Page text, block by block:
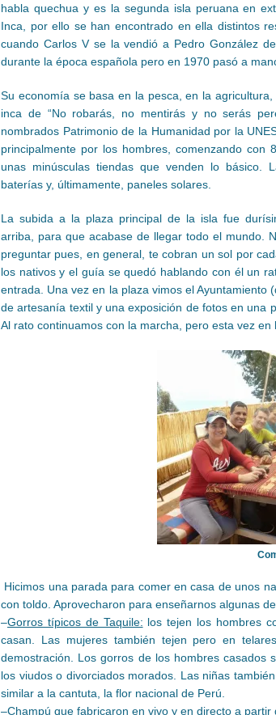
habla quechua y es la segunda isla peruana en
Inca, por ello se han encontrado en ella distintos
cuando Carlos V se la vendió a Pedro González
durante la época española pero en 1970 pasó a
Su economía se basa en la pesca, en la
inca de “No robarás, no mentirás y no serás
nombrados Patrimonio de la Humanidad por la
principalmente por los hombres, comenzando
unas minúsculas tiendas que venden lo básico.
baterías y, últimamente, paneles solares.
La subida a la plaza principal de la isla fue
arriba, para que acabase de llegar todo el mundo.
preguntar pues, en general, te cobran un sol por
los nativos y el guía se quedó hablando con él un
entrada. Una vez en la plaza vimos el
de artesanía textil y una exposición de fotos en una
Al rato continuamos con la marcha, pero esta vez en
Hicimos una parada para comer en casa de unos
con toldo. Aprovecharon para enseñarnos algunas
–Gorros típicos de Taquile: los tejen los hombres
casan. Las mujeres también tejen pero en
demostración. Los gorros de los hombres
los viudos o divorciados morados. Las niñas
similar a la cantuta, la flor nacional de Perú.
–Champú que fabricaron en vivo y en directo a